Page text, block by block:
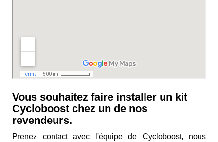
Vous souhaitez faire installer un kit
Cycloboost chez un de nos
revendeurs.
Prenez contact avec l'équipe de Cycloboost, nous